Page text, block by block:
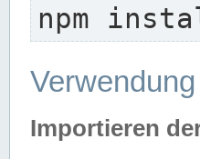
npm
Verwendung
Importieren